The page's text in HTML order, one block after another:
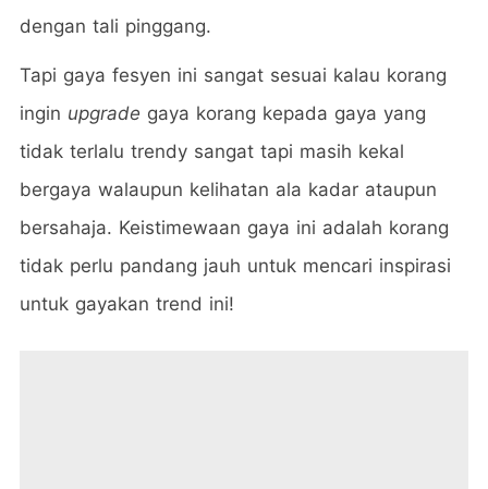
dengan tali pinggang.
Tapi gaya fesyen ini sangat sesuai kalau korang
ingin upgrade gaya korang kepada gaya yang
tidak terlalu trendy sangat tapi masih kekal
bergaya walaupun kelihatan ala kadar ataupun
bersahaja. Keistimewaan gaya ini adalah korang
tidak perlu pandang jauh untuk mencari inspirasi
untuk gayakan trend ini!